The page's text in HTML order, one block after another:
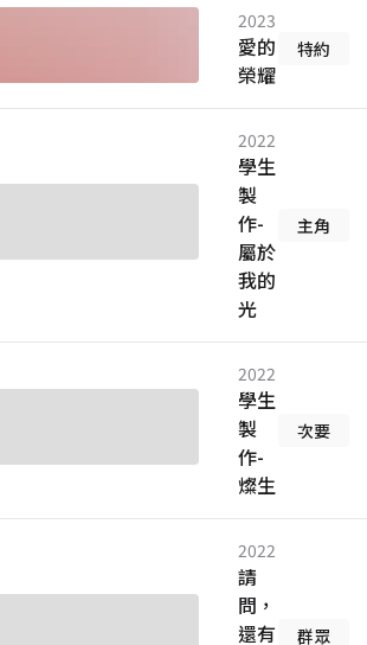
2023
愛的
榮耀
特約
2022
學生
製
作-
屬於
我的
光
主角
2022
學生
製
作-
燦生
次要
2022
請
問，
還有
群眾